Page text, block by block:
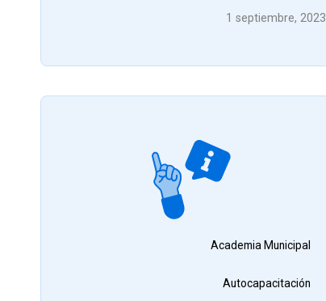
1 septiembre, 2023
Academia Municipal
Autocapacitación